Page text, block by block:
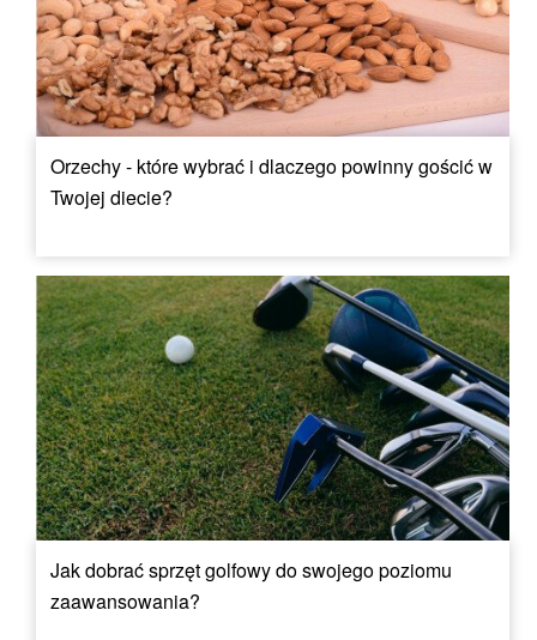
Orzechy - które wybrać i dlaczego powinny gościć w
Twojej diecie?
Jak dobrać sprzęt golfowy do swojego poziomu
zaawansowania?